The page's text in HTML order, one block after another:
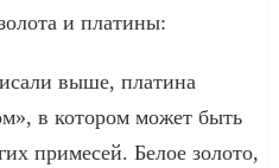
и платины:
выше, платина
в котором может быть
примесей. Белое золото,